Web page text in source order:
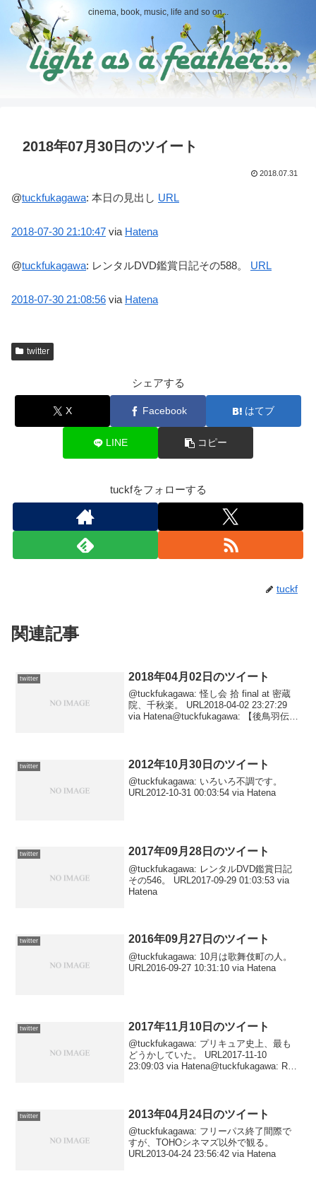
cinema, book, music, life and so on...
2018年07月30日のツイート
2018.07.31
@tuckfukagawa: 本日の見出し URL
2018-07-30 21:10:47 via Hatena
@tuckfukagawa: レンタルDVD鑑賞日記その588。 URL
2018-07-30 21:08:56 via Hatena
twitter
シェアする
X Facebook はてブ
LINE コピー
tuckfをフォローする
tuckf
関連記事
twitter 2018年04月02日のツイート
@tuckfukagawa: 怪し会 拾 final at 密蔵
院、千秋楽。 URL2018-04-02 23:27:29
via Hatena@tuckfukagawa: 【後鳥羽伝説
twitter 2012年10月30日のツイート
@tuckfukagawa: いろいろ不調です。
URL2012-10-31 00:03:54 via Hatena
twitter 2017年09月28日のツイート
@tuckfukagawa: レンタルDVD鑑賞日記
その546。 URL2017-09-29 01:03:53 via
Hatena
twitter 2016年09月27日のツイート
@tuckfukagawa: 10月は歌舞伎町の人。
URL2016-09-27 10:31:10 via Hatena
twitter 2017年11月10日のツイート
@tuckfukagawa: プリキュア史上、最も
どうかしていた。 URL2017-11-10
23:09:03 via Hatena@tuckfukagawa: RT
twitter 2013年04月24日のツイート
@tuckfukagawa: フリーパス終了間際で
すが、TOHOシネマズ以外で観る。
URL2013-04-24 23:56:42 via Hatena